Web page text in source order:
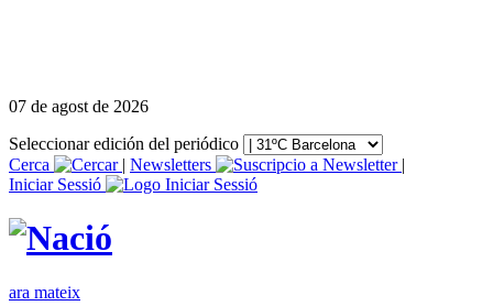
07 de agost de 2026
Seleccionar edición del periódico
Cerca
| Newsletters
|
Iniciar Sessió
ara mateix